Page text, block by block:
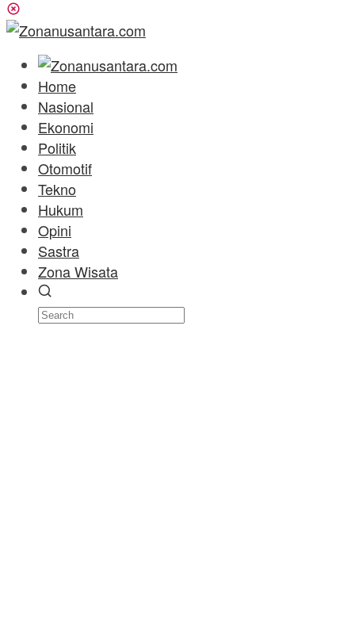
Home
Nasional
Ekonomi
Politik
Otomotif
Tekno
Hukum
Opini
Sastra
Zona Wisata